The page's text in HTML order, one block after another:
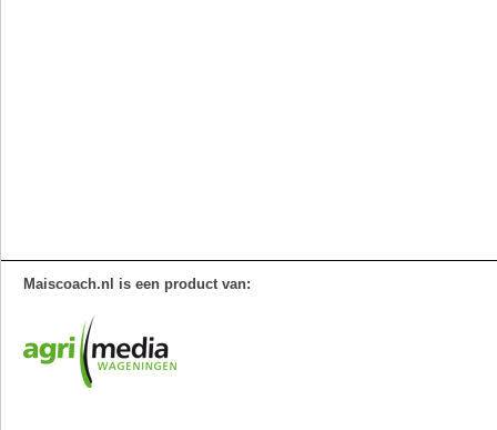
Maiscoach.nl is een product van: